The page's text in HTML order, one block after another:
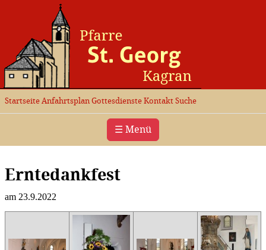
Startseite Anfahrtsplan Gottesdienste Kontakt Suche
☰ Menü
Erntedankfest
am 23.9.2022